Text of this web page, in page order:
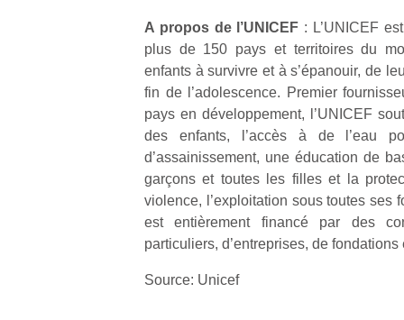
A propos de l’UNICEF : L’UNICEF
plus de 150 pays et territoires du
enfants à survivre et à s’épanouir, de
fin de l’adolescence. Premier
pays en développement, l’UNICEF
des enfants, l’accès à de l’eau
d’assainissement, une éducation de
garçons et toutes les filles et la
violence, l’exploitation sous toutes ses
est entièrement financé par des
particuliers, d’entreprises, de
Source: Unicef
NextGen,
une
nouvelle
trottinette
Des
trampolines
pour les
grands et
les petits !
Durant les